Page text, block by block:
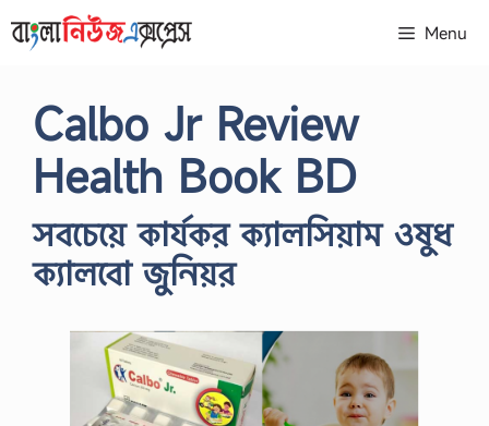
to
Menu
Calbo Jr Review
Health Book BD
সবচেয়ে কার্যকর ক্যালসিয়াম ওষুধ
ক্যালবো জুনিয়র